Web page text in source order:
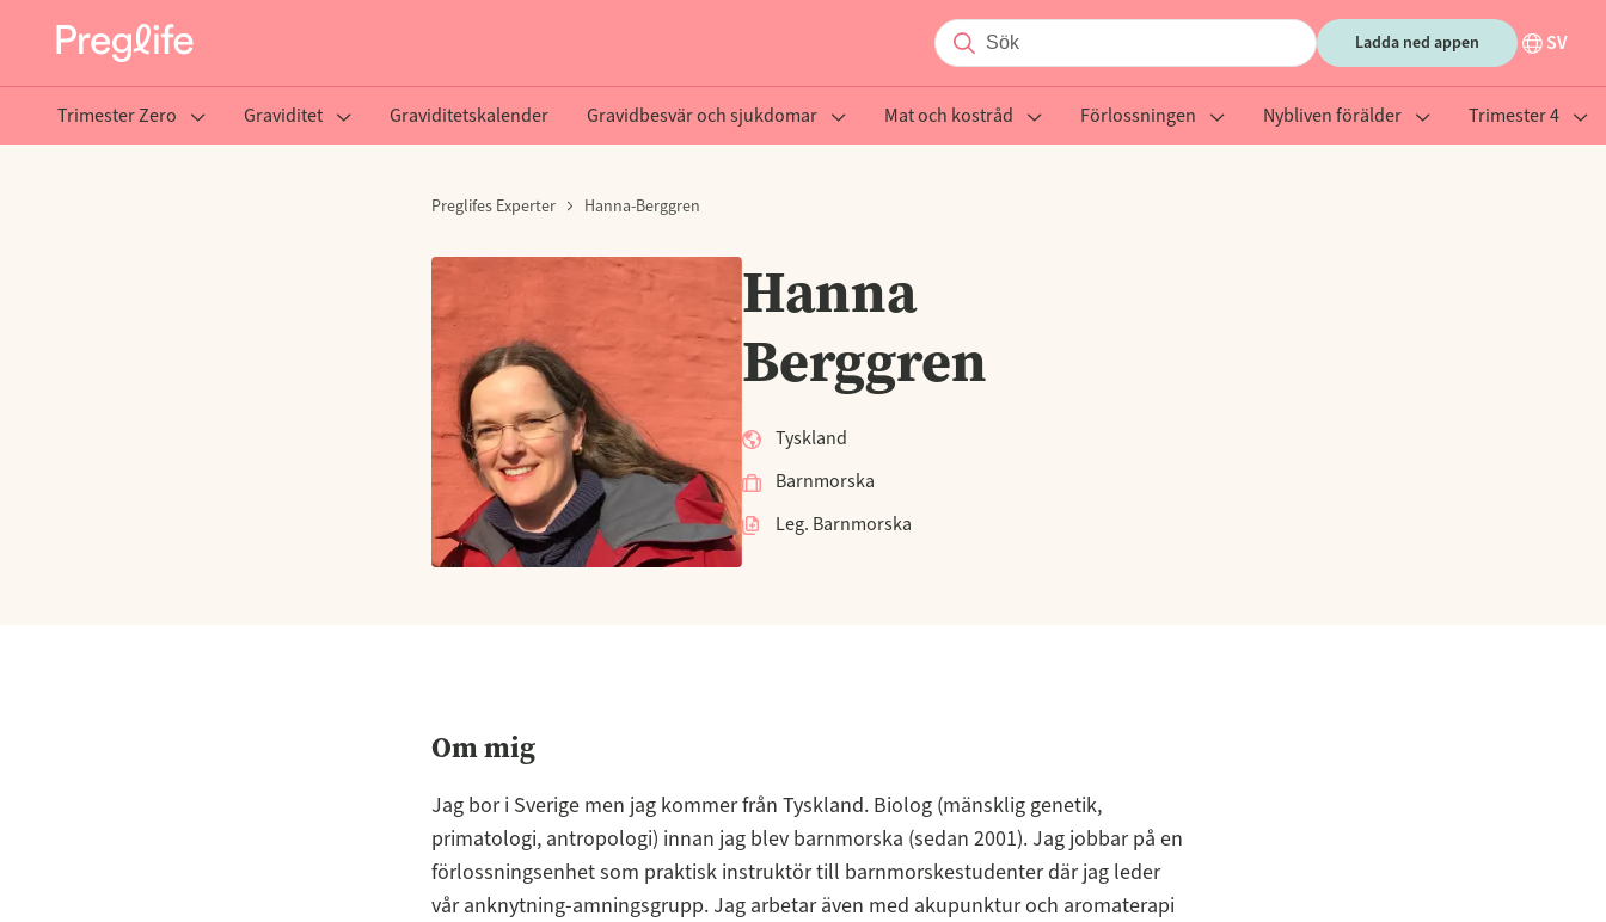
Ladda ned appen SV
Trimester Zero Graviditet Graviditetskalender Gravidbesvär och sjukdomar Mat och kostråd Förlossningen Nybliven förälder Trimester 4
Preglifes Experter Hanna-Berggren
Hanna
Berggren
Tyskland
Barnmorska
Leg. Barnmorska
Om mig
Jag bor i Sverige men jag kommer från Tyskland. Biolog (mänsklig genetik,
primatologi, antropologi) innan jag blev barnmorska (sedan 2001). Jag jobbar på en
förlossningsenhet som praktisk instruktör till barnmorskestudenter där jag leder
vår anknytning-amningsgrupp. Jag arbetar även med akupunktur och aromaterapi